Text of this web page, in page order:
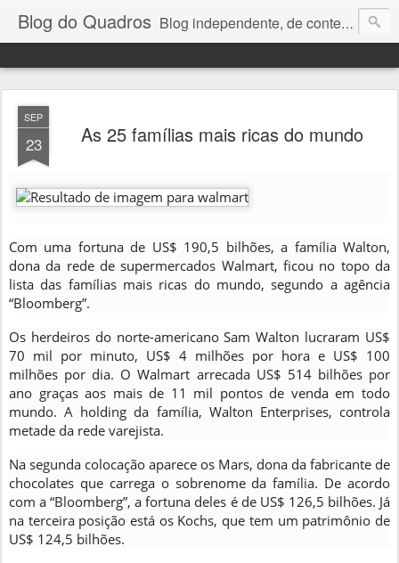
Blog do Quadros Blog independente, de conteúdo noticioso, com foco em economia, negócios, política e atualidades. e-mail do editor: chquadros2@gmail.com
SEP
23 As 25 famílias mais ricas do mundo
Com uma fortuna de US$ 190,5 bilhões, a família Walton,
dona da rede de supermercados Walmart, ficou no topo da
lista das famílias mais ricas do mundo, segundo a agência
“Bloomberg”.
Os herdeiros do norte-americano Sam Walton lucraram US$
70 mil por minuto, US$ 4 milhões por hora e US$ 100
milhões por dia. O Walmart arrecada US$ 514 bilhões por
ano graças aos mais de 11 mil pontos de venda em todo
mundo. A holding da família, Walton Enterprises, controla
metade da rede varejista.
Na segunda colocação aparece os Mars, dona da fabricante de
chocolates que carrega o sobrenome da família. De acordo
com a “Bloomberg”, a fortuna deles é de US$ 126,5 bilhões. Já
na terceira posição está os Kochs, que tem um patrimônio de
US$ 124,5 bilhões.